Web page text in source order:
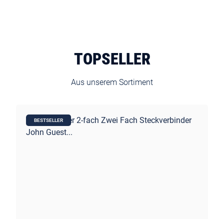
TOPSELLER
Aus unserem Sortiment
BESTSELLER